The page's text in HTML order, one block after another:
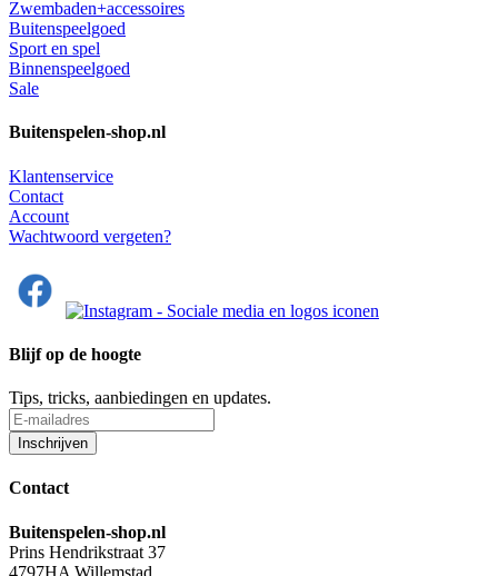
Zwembaden+accessoires
Buitenspeelgoed
Sport en spel
Binnenspeelgoed
Sale
Buitenspelen-shop.nl
Klantenservice
Contact
Account
Wachtwoord vergeten?
Blijf op de hoogte
Tips, tricks, aanbiedingen en updates.
Contact
Buitenspelen-shop.nl
Prins Hendrikstraat 37
4797HA Willemstad